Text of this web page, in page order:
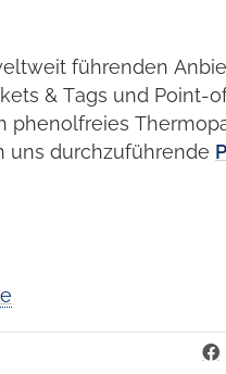
führenden
& Tags und Point-
phenolfreies
uns durchzuführende